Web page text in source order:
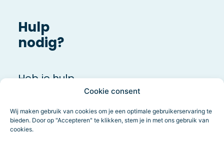
Cookie consent
Wij maken gebruik van cookies om je een optimale gebruikerservaring te
bieden. Door op "Accepteren" te klikken, stem je in met ons gebruik van
cookies.
Hulp
nodig?
Heb je hulp
nodig met het
verifiëren van je
domein in